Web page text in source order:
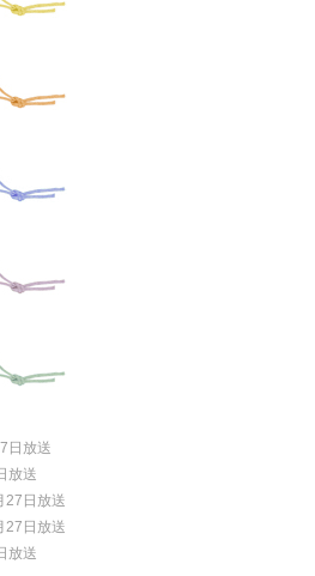
日放送
放送
日放送
日放送
放送